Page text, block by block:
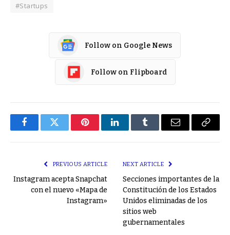
#Startups
Follow on Google News
Follow on Flipboard
FacebookTwitter PinterestLinkedInTumblr Email
Copy
PREVIOUS ARTICLE
Instagram acepta Snapchat
con el nuevo «Mapa de
Instagram»
NEXT ARTICLE
Secciones importantes de la
Constitución de los Estados
Unidos eliminadas de los
sitios web
gubernamentales